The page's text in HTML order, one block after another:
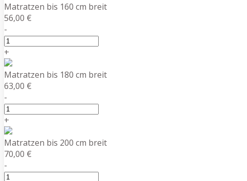
Matratzen bis 160 cm breit
56,00 €
-
+
Matratzen bis 180 cm breit
63,00 €
-
+
Matratzen bis 200 cm breit
70,00 €
-